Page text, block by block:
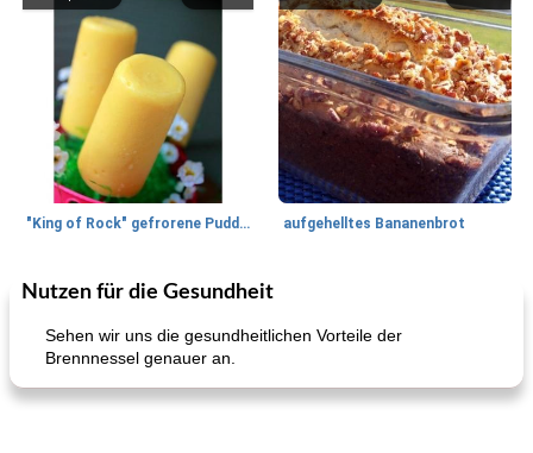
"King of Rock" gefrorene Pudding Pops aufgehelltes Bananenbrot
27min
Mittagessen / Snacks
Nutzen für die Gesundheit
Sehen wir uns die gesundheitlichen Vorteile der
Brennnessel genauer an.